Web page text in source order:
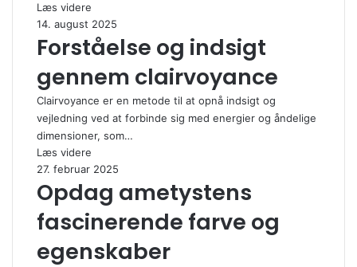
Læs videre
14. august 2025
Forståelse og indsigt
gennem clairvoyance
Clairvoyance er en metode til at opnå indsigt og
vejledning ved at forbinde sig med energier og åndelige
dimensioner, som…
Læs videre
27. februar 2025
Opdag ametystens
fascinerende farve og
egenskaber